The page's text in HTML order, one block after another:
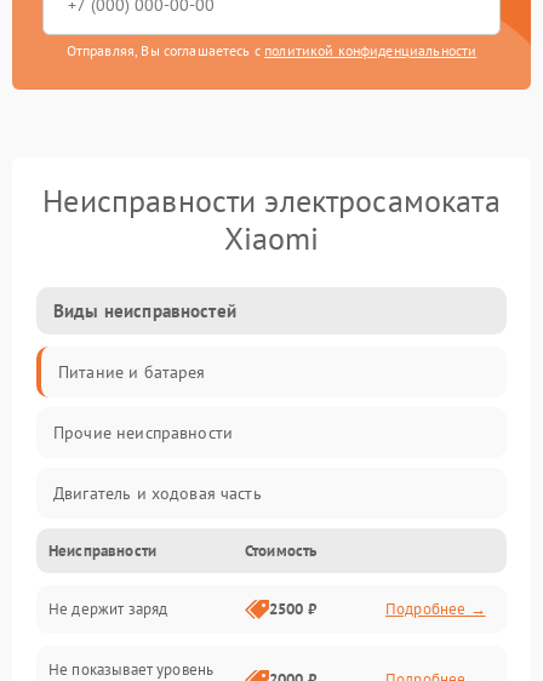
Отправляя, Вы соглашаетесь с политикой конфиденциальности
Неисправности электросамоката
Xiaomi
Виды неисправностей
Питание и батарея
Прочие неисправности
Двигатель и ходовая часть
Тормоза и безопасность
Подвеска и колеса
Электроника и управление
Неисправности Стоимость
Не держит заряд 2500 ₽ Подробнее →
Не показывает уровень